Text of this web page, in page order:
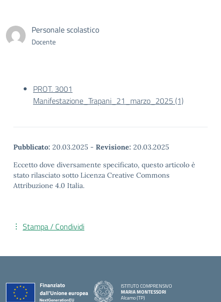
Personale scolastico
Docente
PROT. 3001
Manifestazione_Trapani_21_marzo_2025 (1)
Pubblicato: 20.03.2025 - Revisione: 20.03.2025
Eccetto dove diversamente specificato, questo articolo è
stato rilasciato sotto Licenza Creative Commons
Attribuzione 4.0 Italia.
Stampa / Condividi
ISTITUTO COMPRENSIVO
MARIA MONTESSORI
Alcamo (TP)